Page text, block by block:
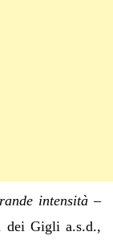
intensità –
dei Gigli a.s.d.,